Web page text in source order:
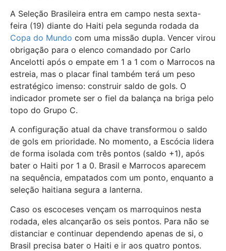
A Seleção Brasileira entra em campo nesta sexta-
feira (19) diante do Haiti pela segunda rodada da
Copa do Mundo com uma missão dupla. Vencer virou
obrigação para o elenco comandado por Carlo
Ancelotti após o empate em 1 a 1 com o Marrocos na
estreia, mas o placar final também terá um peso
estratégico imenso: construir saldo de gols. O
indicador promete ser o fiel da balança na briga pelo
topo do Grupo C.
A configuração atual da chave transformou o saldo
de gols em prioridade. No momento, a Escócia lidera
de forma isolada com três pontos (saldo +1), após
bater o Haiti por 1 a 0. Brasil e Marrocos aparecem
na sequência, empatados com um ponto, enquanto a
seleção haitiana segura a lanterna.
Caso os escoceses vençam os marroquinos nesta
rodada, eles alcançarão os seis pontos. Para não se
distanciar e continuar dependendo apenas de si, o
Brasil precisa bater o Haiti e ir aos quatro pontos.